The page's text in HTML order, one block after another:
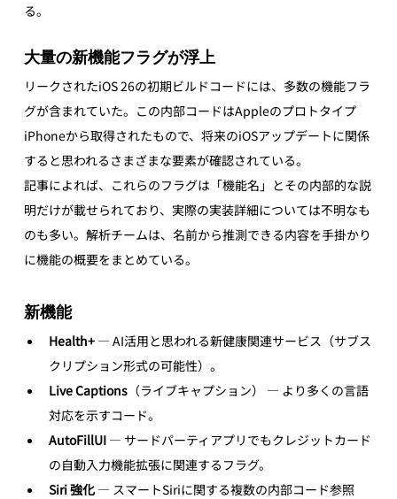
る。
大量の新機能フラグが浮上
リークされたiOS 26の初期ビルドコードには、多数の機能フラ
グが含まれていた。この内部コードはAppleのプロトタイプ
iPhoneから取得されたもので、将来のiOSアップデートに関係
すると思われるさまざまな要素が確認されている。
記事によれば、これらのフラグは「機能名」とその内部的な説
明だけが載せられており、実際の実装詳細については不明なも
のも多い。解析チームは、名前から推測できる内容を手掛かり
に機能の概要をまとめている。
新機能
Health+ — AI活用と思われる新健康関連サービス（サブス
クリプション形式の可能性）。
Live Captions（ライブキャプション） — より多くの言語
対応を示すコード。
AutoFillUI — サードパーティアプリでもクレジットカード
の自動入力機能拡張に関連するフラグ。
Siri 強化 — スマートSiriに関する複数の内部コード参照